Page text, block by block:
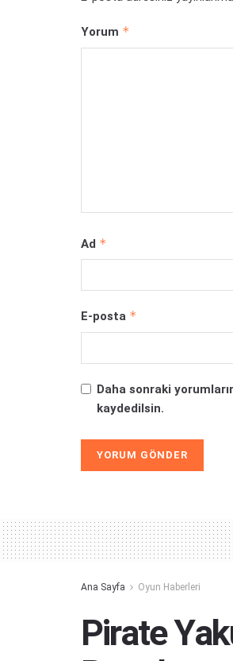
Yorum *
Ad *
E-posta *
Daha sonraki
kaydedilsin.
Ana Sayfa Oyun Haberleri
Pirate